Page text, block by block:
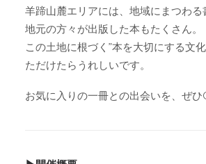
羊蹄山麓エリアには、地域にまつわる
地元の方々が出版した本もたくさん。
この土地に根づく”本を大切にする文
ただけたらうれしいです。
お気に入りの一冊との出会いを、ぜひ